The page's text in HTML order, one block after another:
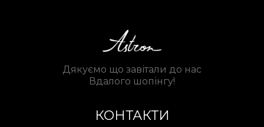
Дякуємо що завітали до нас
Вдалого шопінгу!
КОНТАКТИ